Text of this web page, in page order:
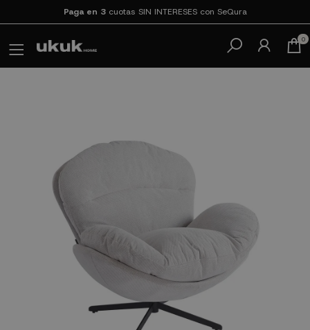
Paga en 3cuotas SIN INTERESES con SeQura
0